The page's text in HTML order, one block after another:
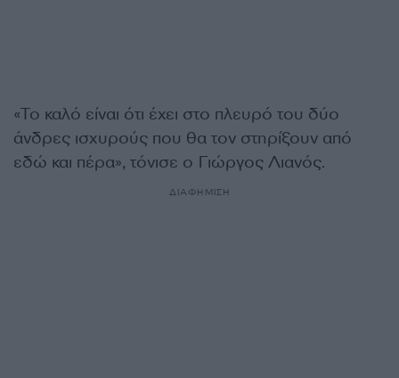
«Το καλό είναι ότι έχει στο πλευρό του δύο
άνδρες ισχυρούς που θα τον στηρίξουν από
εδώ και πέρα», τόνισε ο Γιώργος Λιανός.
ΔΙΑΦΗΜΙΣΗ